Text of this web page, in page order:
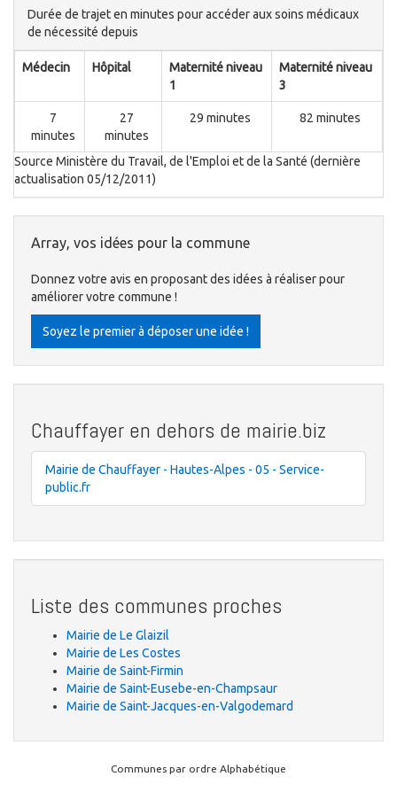
Durée de trajet en minutes pour accéder aux soins médicaux
de nécessité depuis
Médecin Hôpital
Maternité niveau
1
Maternité niveau
3
7
minutes
27
minutes
29 minutes 82 minutes
Source Ministère du Travail, de l'Emploi et de la Santé (dernière
actualisation 05/12/2011)
Array, vos idées pour la commune
Donnez votre avis en proposant des idées à réaliser pour
améliorer votre commune !
Soyez le premier à déposer une idée !
Chauffayer en dehors de mairie.biz
Mairie de Chauffayer - Hautes-Alpes - 05 - Service-
public.fr
Liste des communes proches
Mairie de Le Glaizil
Mairie de Les Costes
Mairie de Saint-Firmin
Mairie de Saint-Eusebe-en-Champsaur
Mairie de Saint-Jacques-en-Valgodemard
Communes par ordre Alphabétique